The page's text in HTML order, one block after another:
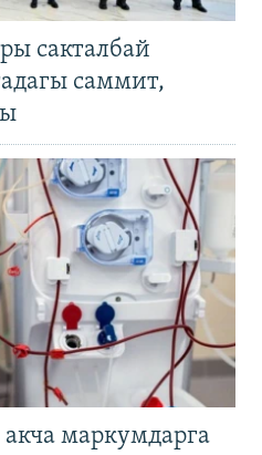
сакталбай
саммит,
маркумдарга